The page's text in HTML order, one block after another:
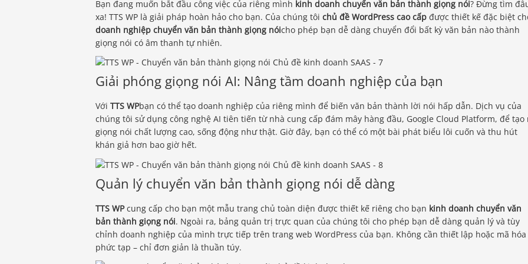
Bạn đang muốn bắt đầu công việc của riêng mình kinh doanh chuyển văn bản thành giọng nói? Đừng tìm
xa! TTS WP là giải pháp hoàn hảo cho bạn. Của chúng tôi chủ đề WordPress cao cấp được thiết kế đặc biệt
doanh nghiệp chuyển văn bản thành giọng nóicho phép bạn dễ dàng chuyển đổi bất kỳ văn bản nào thành
giọng nói có âm thanh tự nhiên.
Giải phóng giọng nói AI: Nâng tầm doanh nghiệp của bạn
Với TTS WPbạn có thể tạo doanh nghiệp của riêng mình để biến văn bản thành lời nói hấp dẫn. Dịch vụ của
chúng tôi sử dụng công nghệ AI tiên tiến từ nhà cung cấp đám mây hàng đầu, Google Cloud Platform, để tạo
giọng nói chất lượng cao, sống động như thật. Giờ đây, bạn có thể có một bài phát biểu lôi cuốn và thu hút
khán giả hơn bao giờ hết.
Quản lý chuyển văn bản thành giọng nói dễ dàng
TTS WPcung cấp cho bạn một mẫu trang chủ toàn diện được thiết kế riêng cho bạn kinh doanh chuyển văn
bản thành giọng nói. Ngoài ra, bảng quản trị trực quan của chúng tôi cho phép bạn dễ dàng quản lý và tùy
chỉnh doanh nghiệp của mình trực tiếp trên trang web WordPress của bạn. Không cần thiết lập hoặc mã hóa
phức tạp – chỉ đơn giản là thuần túy.